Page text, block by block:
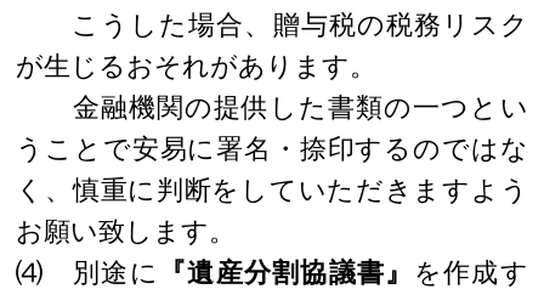
こうした場合、贈与税の税務リスク
が生じるおそれがあります。
金融機関の提供した書類の一つとい
うことで安易に署名・捺印するのではな
く、慎重に判断をしていただきますよう
お願い致します。
⑷ 別途に
『遺産分割協議書』 を作成す